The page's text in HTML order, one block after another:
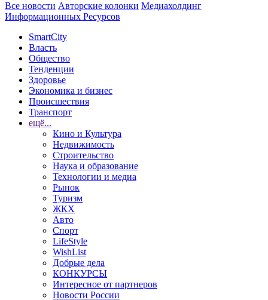
Все новости Авторские колонки Медиахолдинг
Информационных Ресурсов
SmartCity
Власть
Общество
Тенденции
Здоровье
Экономика и бизнес
Происшествия
Транспорт
ещё...
Кино и Культура
Недвижимость
Строительство
Наука и образование
Технологии и медиа
Рынок
Туризм
ЖКХ
Авто
Спорт
LifeStyle
WishList
Добрые дела
КОНКУРСЫ
Интересное от партнеров
Новости России